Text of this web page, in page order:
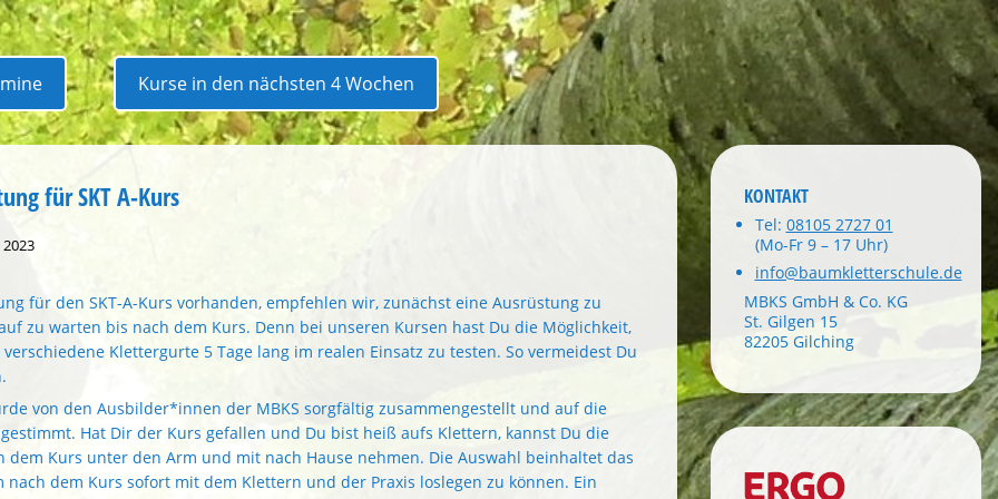
Kurse in den nächsten 4 Wochen
für SKT A-Kurs
für den SKT-A-Kurs vorhanden, empfehlen wir, zunächst eine Ausrüstung zu
zu warten bis nach dem Kurs. Denn bei unseren Kursen hast Du die Möglichkeit,
Klettergurte 5 Tage lang im realen Einsatz zu testen. So vermeidest Du
von den Ausbilder*innen der MBKS sorgfältig zusammengestellt und auf die
Hat Dir der Kurs gefallen und Du bist heiß aufs Klettern, kannst Du die
dem Kurs unter den Arm und mit nach Hause nehmen. Die Auswahl beinhaltet das
dem Kurs sofort mit dem Klettern und der Praxis loslegen zu können. Ein
KONTAKT
Tel: 08105 2727 01
(Mo-Fr 9 – 17 Uhr)
info@baumkletterschule.de
MBKS GmbH & Co. KG
St. Gilgen 15
82205 Gilching